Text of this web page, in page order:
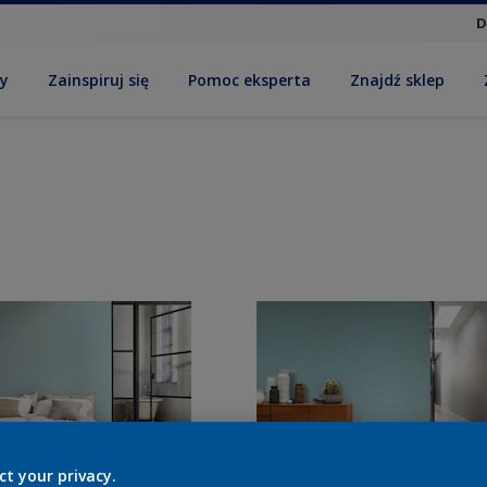
Zainspiruj się Pomoc eksperta Znajdź sklep
your privacy.